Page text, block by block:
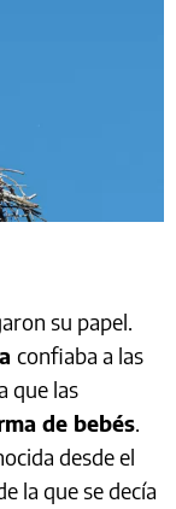
su papel.
confiaba a las
que las
de bebés.
desde el
la que se decía